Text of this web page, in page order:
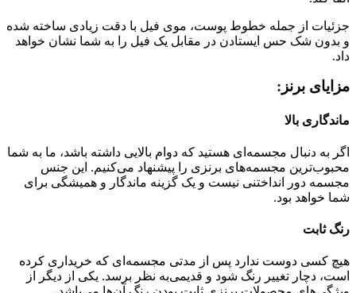
جزئیات از جمله خطوط پوست، موی فیل با دقت زیادی ساخته شده
و بدون شک حس ایستادن در مقابل یک فیل را به شما نشان خواهد
داد.
مزایای برنز:
ماندگاری بالا
اگر به دنبال مجسمه‌ای هستید که دوام بالایی داشته باشد، ما به شما
محبوب‌ترین مجسمه‌های برنزی را پیشنهاد می‌کنیم. این جنس
مجسمه دور انداختنی نیست و یک گزینه ماندگار و همیشگی برای
شما خواهد بود.
رنگ ثابت
هیچ کسی دوست ندارد پس از مدتی مجسمه‌ای که خریداری کرده
است، دچار تغییر رنگ شود و قدیمی‌به نظر برسد. یکی از دیگر از